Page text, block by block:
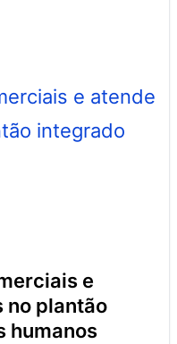
e
no plantão
humanos